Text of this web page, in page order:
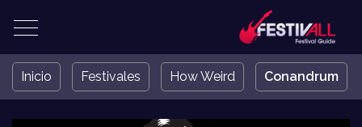
Inicio Festivales How Weird Conandrum